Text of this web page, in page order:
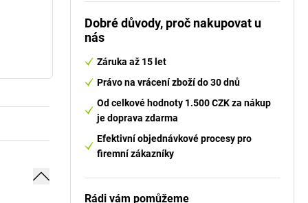
Dobré důvody, proč nakupovat u
nás
Záruka až 15 let
Právo na vrácení zboží do 30 dnů
Od celkové hodnoty 1.500 CZK za nákup
je doprava zdarma
Efektivní objednávkové procesy pro
firemní zákazníky
Rádi vám pomůžeme